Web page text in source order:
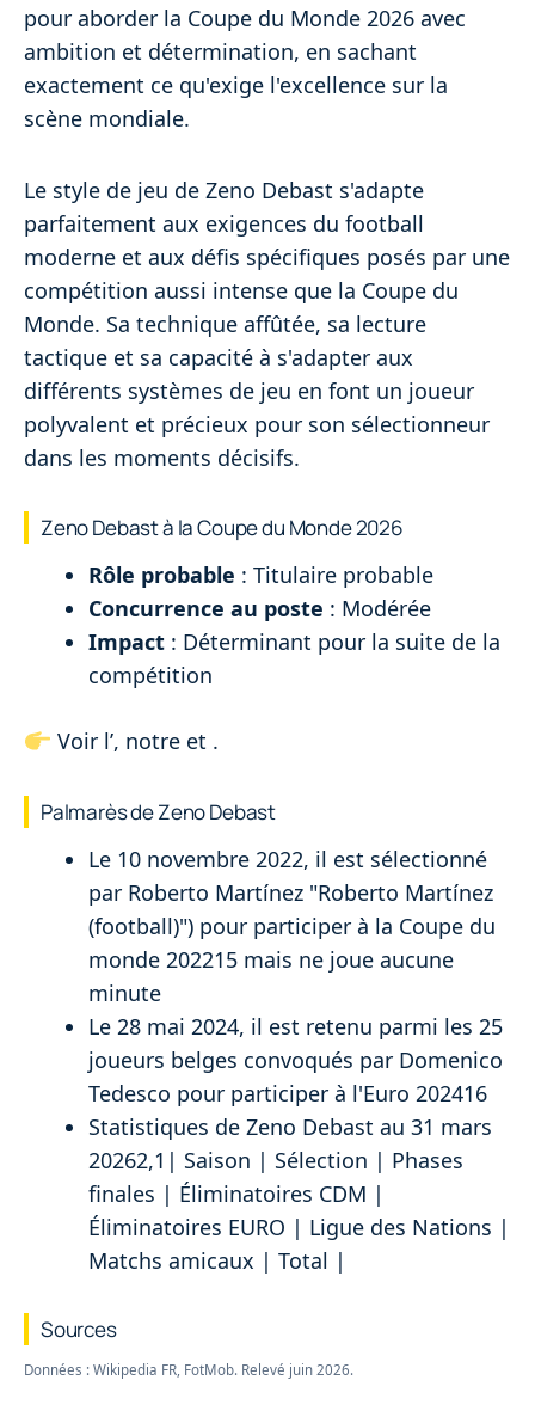
pour aborder la Coupe du Monde 2026 avec
ambition et détermination, en sachant
exactement ce qu'exige l'excellence sur la
scène mondiale.
Le style de jeu de Zeno Debast s'adapte
parfaitement aux exigences du football
moderne et aux défis spécifiques posés par une
compétition aussi intense que la Coupe du
Monde. Sa technique affûtée, sa lecture
tactique et sa capacité à s'adapter aux
différents systèmes de jeu en font un joueur
polyvalent et précieux pour son sélectionneur
dans les moments décisifs.
Zeno Debast à la Coupe du Monde 2026
Rôle probable : Titulaire probable
Concurrence au poste : Modérée
Impact : Déterminant pour la suite de la
compétition
Voir l’, notre et .
Palmarès de Zeno Debast
Le 10 novembre 2022, il est sélectionné
par Roberto Martínez "Roberto Martínez
(football)") pour participer à la Coupe du
monde 202215 mais ne joue aucune
minute
Le 28 mai 2024, il est retenu parmi les 25
joueurs belges convoqués par Domenico
Tedesco pour participer à l'Euro 202416
Statistiques de Zeno Debast au 31 mars
20262,1| Saison | Sélection | Phases
finales | Éliminatoires CDM |
Éliminatoires EURO | Ligue des Nations |
Matchs amicaux | Total |
Sources
Données : Wikipedia FR, FotMob. Relevé juin 2026.